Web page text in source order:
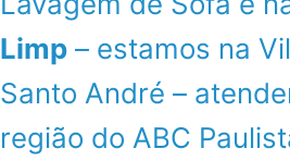
Limp – estamos na
Santo André –
região do ABC